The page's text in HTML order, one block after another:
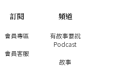
訂閱
會員專區
會員客服
頻道
有故事要說
Podcast
故事